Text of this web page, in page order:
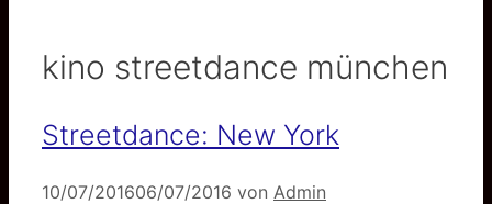
kino streetdance münchen
Streetdance: New York
10/07/201606/07/2016 von Admin